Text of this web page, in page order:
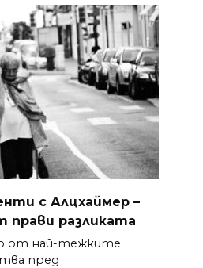
с Алцхаймер –
прави разликата
от най-тежките
пред